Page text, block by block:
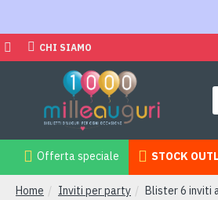
CHI SIAMO
Offerta speciale STOCK
Home Inviti per party Blister 6 inviti